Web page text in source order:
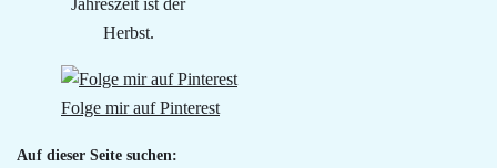
Jahreszeit ist der
Herbst.
Folge mir auf Pinterest
Auf dieser Seite suchen: